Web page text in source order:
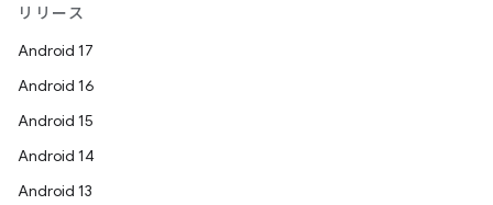
リリース
Android 17
Android 16
Android 15
Android 14
Android 13